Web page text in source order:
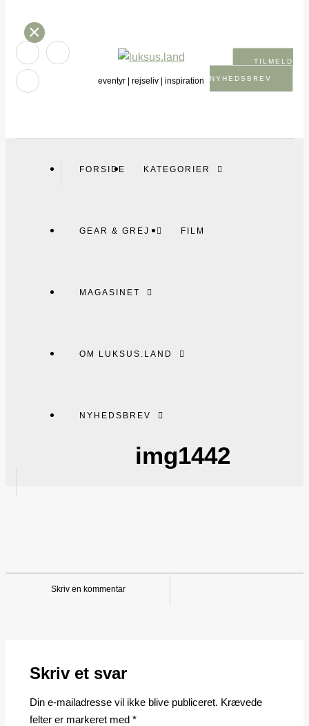
eventyr | rejseliv | inspiration
TILMELD
NYHEDSBREV
FORSIDE KATEGORIER
GEAR & GREJ FILM
MAGASINET
OM LUKSUS.LAND
NYHEDSBREV
img1442
Skriv en kommentar
Skriv et svar
Din e-mailadresse vil ikke blive publiceret. Krævede
felter er markeret med *
×